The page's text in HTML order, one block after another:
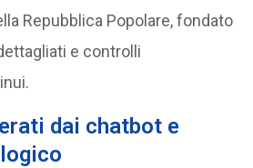
Repubblica Popolare, fondato
e controlli
dai chatbot e